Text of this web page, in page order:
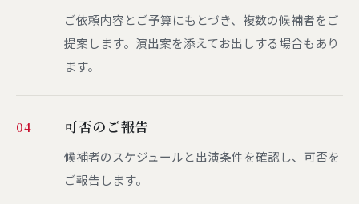
ご依頼内容とご予算にもとづき、複数の候補者をご
提案します。演出案を添えてお出しする場合もあり
ます。
04 可否のご報告
候補者のスケジュールと出演条件を確認し、可否を
ご報告します。